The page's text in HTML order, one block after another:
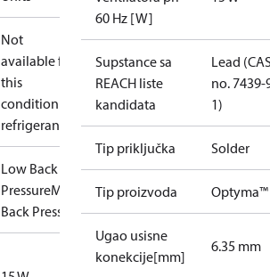
Not
available for
this
condition /
refrigerant
Low Back
PressureMedium
Back Pressure
60 Hz [W]
Supstance sa
REACH liste
kandidata
Lead
no. 7439-
1)
Tip priključka Solder
Tip proizvoda Optyma™
Ugao usisne
konekcije[mm]
6.35 mm